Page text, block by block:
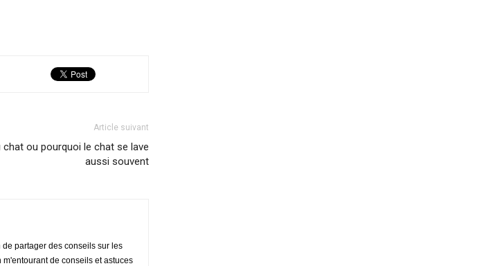
Article suivant
ou pourquoi le chat se lave
aussi souvent
partager des conseils sur les
de conseils et astuces